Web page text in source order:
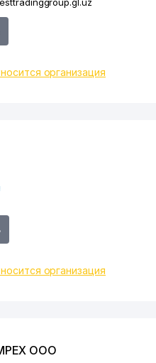
организация
организация
ООО